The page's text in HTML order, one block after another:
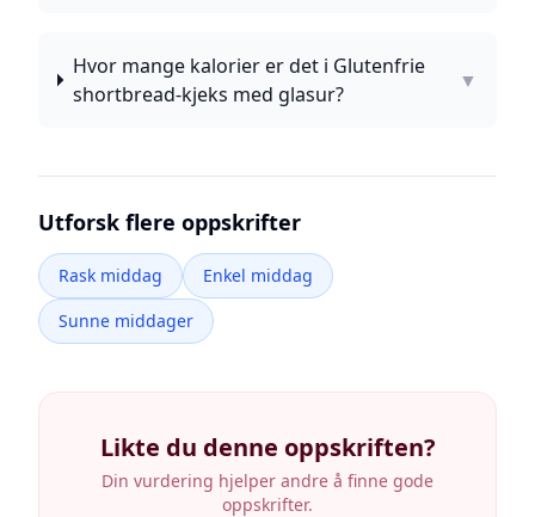
Hvor mange kalorier er det i Glutenfrie
shortbread-kjeks med glasur?
▼
Utforsk flere oppskrifter
Rask middag
Enkel middag
Sunne middager
Likte du denne oppskriften?
Din vurdering hjelper andre å finne gode
oppskrifter.